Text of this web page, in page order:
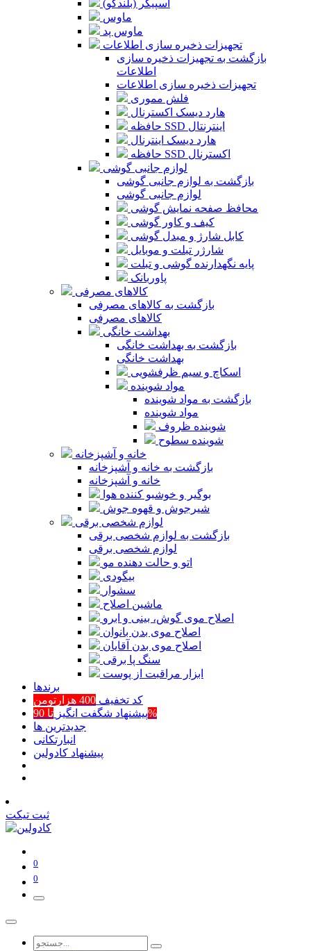
اسپیکر (بلندگو)
ماوس
ماوس پد
تجهیزات ذخیره سازی اطلاعات
بازگشت به تجهیزات ذخیره سازی
اطلاعات
تجهیزات ذخیره سازی اطلاعات
فلش مموری
هارد دیسک اکسترنال
حافظه SSD اینترنتال
هارد دیسک اینترنال
حافظه SSD اکسترنال
لوازم جانبی گوشی
بازگشت به لوازم جانبی گوشی
لوازم جانبی گوشی
محافظ صفحه نمایش گوشی
کیف و کاور گوشی
کابل شارژ و مبدل گوشی
شارژر تبلت و موبایل
پایه نگهدارنده گوشی و تبلت
پاوربانک
کالاهای مصرفی
بازگشت به کالاهای مصرفی
کالاهای مصرفی
بهداشت خانگی
بازگشت به بهداشت خانگی
بهداشت خانگی
اسکاچ و سیم ظرفشویی
مواد شوینده
بازگشت به مواد شوینده
مواد شوینده
شوینده ظروف
شوینده سطوح
خانه و آشپزخانه
بازگشت به خانه و آشپزخانه
خانه و آشپزخانه
بوگیر و خوشبو کننده هوا
شیرجوش و قهوه جوش
لوازم شخصی برقی
بازگشت به لوازم شخصی برقی
لوازم شخصی برقی
اتو و حالت دهنده مو
بیگودی
سشوار
ماشین اصلاح
اصلاح موی گوش، بینی و ابرو
اصلاح موی بدن بانوان
اصلاح موی بدن آقایان
سنگ پا برقی
ابزار مراقبت از پوست
برند‌ها
کد تخفیف 400 هزارتومن
پیشنهاد شگفت انگیزتا 90%
جدیدترین ها
انبارتکانی
پیشنهاد کادولین
ثبت تیکت
0
0